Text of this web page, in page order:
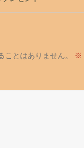
とはありません。 ※